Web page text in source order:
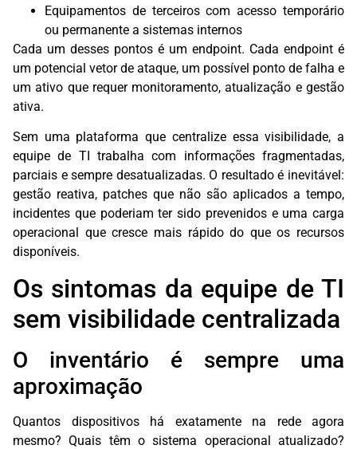
Equipamentos de terceiros com acesso temporário
ou permanente a sistemas internos
Cada um desses pontos é um endpoint. Cada endpoint é
um potencial vetor de ataque, um possível ponto de falha e
um ativo que requer monitoramento, atualização e gestão
ativa.
Sem uma plataforma que centralize essa visibilidade, a
equipe de TI trabalha com informações fragmentadas,
parciais e sempre desatualizadas. O resultado é inevitável:
gestão reativa, patches que não são aplicados a tempo,
incidentes que poderiam ter sido prevenidos e uma carga
operacional que cresce mais rápido do que os recursos
disponíveis.
Os sintomas da equipe de TI
sem visibilidade centralizada
O inventário é sempre uma
aproximação
Quantos dispositivos há exatamente na rede agora
mesmo? Quais têm o sistema operacional atualizado?